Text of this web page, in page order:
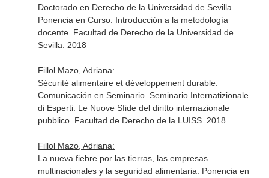
Doctorado en Derecho de la Universidad de Sevilla.
Ponencia en Curso. Introducción a la metodología
docente. Facultad de Derecho de la Universidad de
Sevilla. 2018
Fillol Mazo, Adriana:
Sécurité alimentaire et développement durable.
Comunicación en Seminario. Seminario Internatizionale
di Esperti: Le Nuove Sfide del diritto internazionale
pubblico. Facultad de Derecho de la LUISS. 2018
Fillol Mazo, Adriana:
La nueva fiebre por las tierras, las empresas
multinacionales y la seguridad alimentaria. Ponencia en